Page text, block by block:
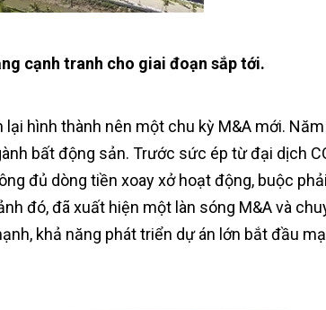
cạnh tranh cho giai đoạn sắp tới.
hình thành nên một chu kỳ M&A mới.
bất động sản. Trước sức ép từ đại dịch
đủ dòng tiền xoay xở hoạt động, buộc
đó, đã xuất hiện một làn sóng M&A và
khả năng phát triển dự án lớn bắt đầu